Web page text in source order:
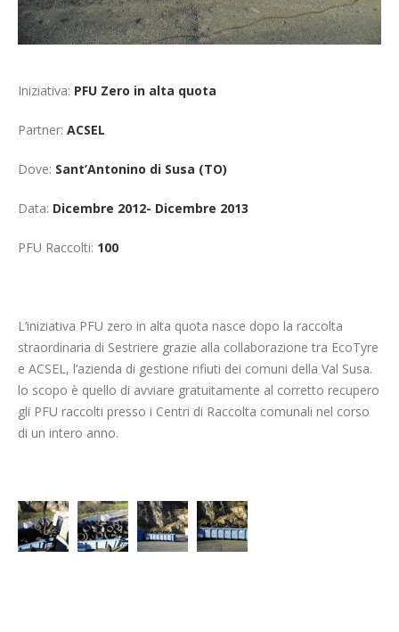
Iniziativa: PFU Zero in alta quota
Partner: ACSEL
Dove: Sant’Antonino di Susa (TO)
Data: Dicembre 2012- Dicembre 2013
PFU Raccolti: 100
L’iniziativa PFU zero in alta quota nasce dopo la raccolta
straordinaria di Sestriere grazie alla collaborazione tra EcoTyre
e ACSEL, l’azienda di gestione rifiuti dei comuni della Val Susa.
lo scopo è quello di avviare gratuitamente al corretto recupero
gli PFU raccolti presso i Centri di Raccolta comunali nel corso
di un intero anno.